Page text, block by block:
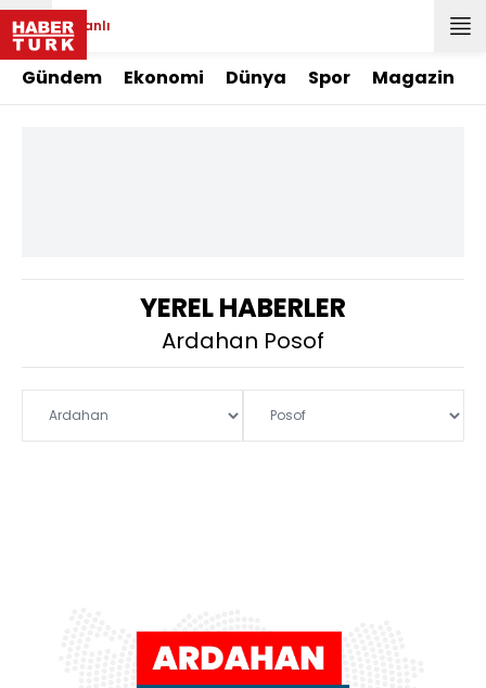
Canlı
Gündem Ekonomi Dünya Spor Magazin
YEREL HABERLER
Ardahan Posof